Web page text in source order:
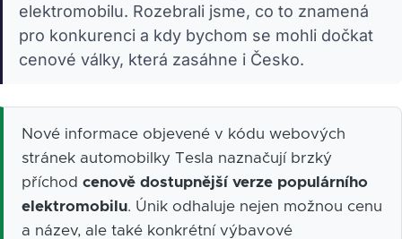
elektromobilu. Rozebrali jsme, co to znamená
pro konkurenci a kdy bychom se mohli dočkat
cenové války, která zasáhne i Česko.
Nové informace objevené v kódu webových
stránek automobilky Tesla naznačují brzký
příchod cenově dostupnější verze populárního
elektromobilu. Únik odhaluje nejen možnou cenu
a název, ale také konkrétní výbavové